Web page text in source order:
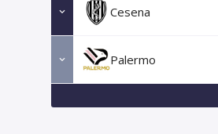
Cesena
Palermo